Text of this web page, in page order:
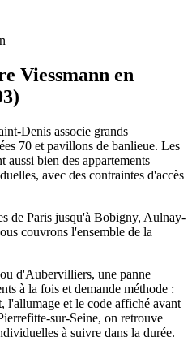
Viessmann en
Denis associe grands
70 et pavillons de banlieue. Les
aussi bien des appartements
avec des contraintes d'accès
de Paris jusqu'à Bobigny, Aulnay-
couvrons l'ensemble de la
d'Aubervilliers, une panne
à la fois et demande méthode :
l'allumage et le code affiché avant
sur-Seine, on retrouve
à suivre dans la durée.